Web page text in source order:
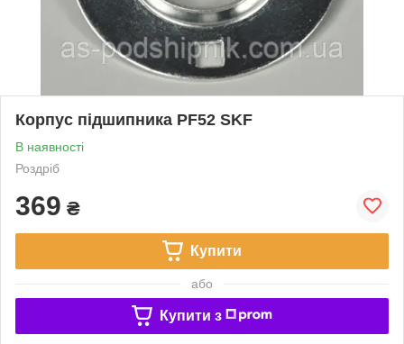
Корпус підшипника PF52 SKF
В наявності
Роздріб
369 ₴
Купити
або
Купити з